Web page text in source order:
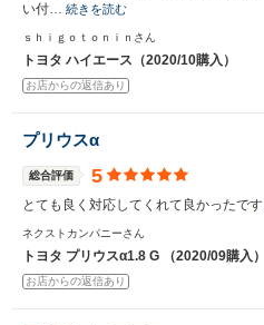
い付… 続きを読む
ｓｈｉｇｏｔｏｎｉｎさん
トヨタ ハイエース（2020/10購入）
お店からの返信あり
プリウスα
総合評価 5
とても良く対応してくれて良かったです
ネクストカンパニーさん
トヨタ プリウスα1.8 G （2020/09購入）
お店からの返信あり